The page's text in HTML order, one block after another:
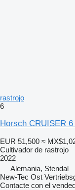
rastrojo
6
Horsch CRUISER 6
EUR 51,500 ≈
Cultivador de rastrojo
2022
Alemania, Stendal
New-Tec Ost
Contacte con el